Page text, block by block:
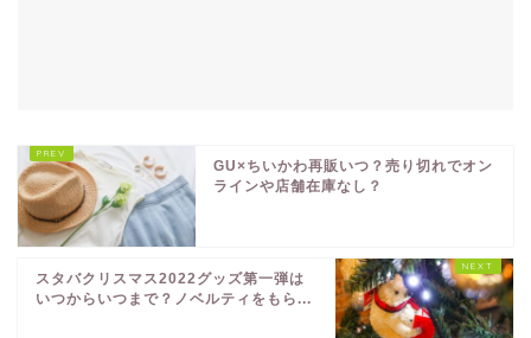
GU×ちいかわ再販いつ？売り切れでオン
ラインや店舗在庫なし？
スタバクリスマス2022グッズ第一弾は
いつからいつまで？ノベルティをもら...